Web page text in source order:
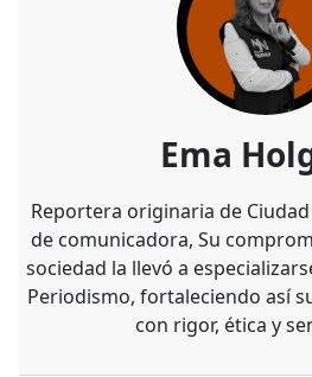
Ema
Reportera originaria de Ciudad
de comunicadora, Su
sociedad la llevó a
Periodismo, fortaleciendo así
con rigor, ética y